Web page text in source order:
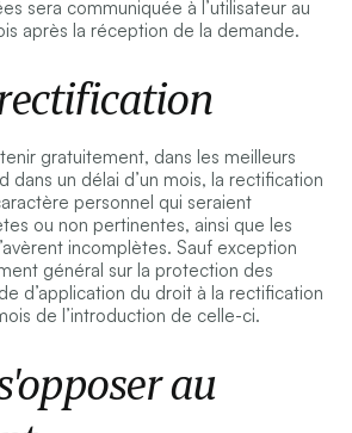
sera communiquée à l’utilisateur au
après la réception de la demande.
gratuitement, dans les meilleurs
dans un délai d’un mois, la rectification
personnel qui seraient
ou non pertinentes, ainsi que les
incomplètes. Sauf exception
général sur la protection des
d’application du droit à la rectification
de l’introduction de celle-ci.
au